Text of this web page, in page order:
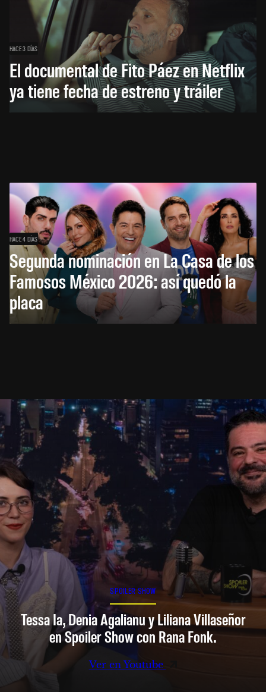
HACE 3 DÍAS
El documental de Fito Páez en Netflix
ya tiene fecha de estreno y tráiler
HACE 4 DÍAS
Segunda nominación en La Casa de los
Famosos México 2026: así quedó la
placa
SPOILER SHOW
Tessa Ia, Denia Agalianu y Liliana Villaseñor
en Spoiler Show con Rana Fonk.
Ver en Youtube